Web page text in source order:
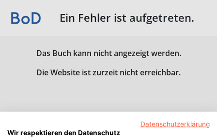
Ein Fehler ist aufgetreten.
Das Buch kann nicht angezeigt werden.
Die Website ist zurzeit nicht erreichbar.
Datenschutzerklärung
Wir respektieren den Datenschutz